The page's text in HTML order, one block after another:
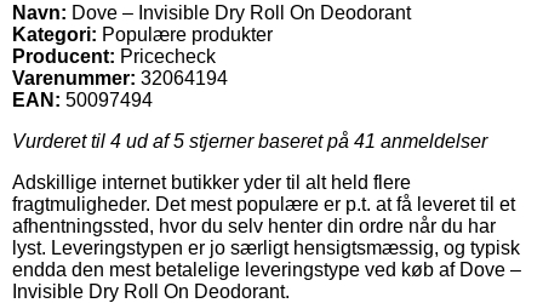
Navn: Dove – Invisible Dry Roll On Deodorant
Kategori: Populære produkter
Producent: Pricecheck
Varenummer: 32064194
EAN: 50097494
Vurderet til 4 ud af 5 stjerner baseret på 41 anmeldelser
Adskillige internet butikker yder til alt held flere
fragtmuligheder. Det mest populære er p.t. at få leveret til et
afhentningssted, hvor du selv henter din ordre når du har
lyst. Leveringstypen er jo særligt hensigtsmæssig, og typisk
endda den mest betalelige leveringstype ved køb af Dove –
Invisible Dry Roll On Deodorant.